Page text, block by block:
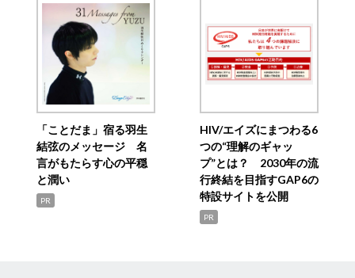
「ことだま」宿る羽生
結弦のメッセージ 名
言がもたらす心の平穏
と潤い
PR
HIV/エイズにまつわる6
つの“理解のギャッ
プ”とは？ 2030年の流
行終結を目指すGAP6の
特設サイトを公開
PR